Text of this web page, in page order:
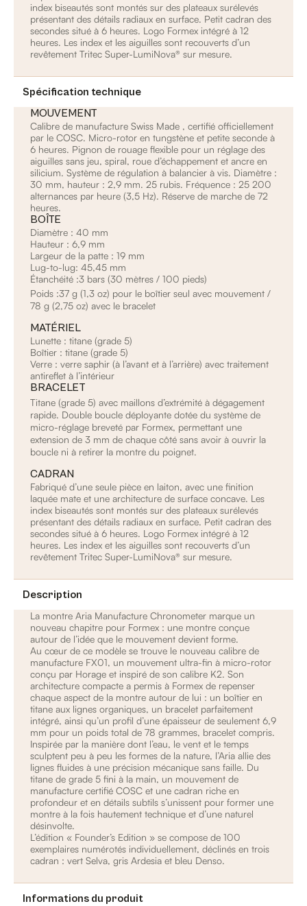
index biseautés sont montés sur des plateaux surélevés
présentant des détails radiaux en surface. Petit cadran des
secondes situé à 6 heures. Logo Formex intégré à 12
heures. Les index et les aiguilles sont recouverts d’un
revêtement Tritec Super-LumiNova® sur mesure.
Spécification technique
MOUVEMENT
Calibre de manufacture Swiss Made , certifié officiellement
par le COSC. Micro-rotor en tungstène et petite seconde à
6 heures. Pignon de rouage flexible pour un réglage des
aiguilles sans jeu, spiral, roue d’échappement et ancre en
silicium. Système de régulation à balancier à vis. Diamètre :
30 mm, hauteur : 2,9 mm. 25 rubis. Fréquence : 25 200
alternances par heure (3,5 Hz). Réserve de marche de 72
heures.
BOÎTE
Diamètre : 40 mm
Hauteur : 6,9 mm
Largeur de la patte : 19 mm
Lug-to-lug: 45,45 mm
Étanchéité :3 bars (30 mètres / 100 pieds)
Poids :37 g (1,3 oz) pour le boîtier seul avec mouvement /
78 g (2,75 oz) avec le bracelet
MATÉRIEL
Lunette : titane (grade 5)
Boîtier : titane (grade 5)
Verre : verre saphir (à l’avant et à l’arrière) avec traitement
antireflet à l’intérieur
BRACELET
Titane (grade 5) avec maillons d’extrémité à dégagement
rapide. Double boucle déployante dotée du système de
micro-réglage breveté par Formex, permettant une
extension de 3 mm de chaque côté sans avoir à ouvrir la
boucle ni à retirer la montre du poignet.
CADRAN
Fabriqué d’une seule pièce en laiton, avec une finition
laquée mate et une architecture de surface concave. Les
index biseautés sont montés sur des plateaux surélevés
présentant des détails radiaux en surface. Petit cadran des
secondes situé à 6 heures. Logo Formex intégré à 12
heures. Les index et les aiguilles sont recouverts d’un
revêtement Tritec Super-LumiNova® sur mesure.
Description
La montre Aria Manufacture Chronometer marque un
nouveau chapitre pour Formex : une montre conçue
autour de l’idée que le mouvement devient forme.
Au cœur de ce modèle se trouve le nouveau calibre de
manufacture FX01, un mouvement ultra-fin à micro-rotor
conçu par Horage et inspiré de son calibre K2. Son
architecture compacte a permis à Formex de repenser
chaque aspect de la montre autour de lui : un boîtier en
titane aux lignes organiques, un bracelet parfaitement
intégré, ainsi qu’un profil d’une épaisseur de seulement 6,9
mm pour un poids total de 78 grammes, bracelet compris.
Inspirée par la manière dont l’eau, le vent et le temps
sculptent peu à peu les formes de la nature, l’Aria allie des
lignes fluides à une précision mécanique sans faille. Du
titane de grade 5 fini à la main, un mouvement de
manufacture certifié COSC et une cadran riche en
profondeur et en détails subtils s’unissent pour former une
montre à la fois hautement technique et d’une naturel
désinvolte.
L’édition « Founder’s Edition » se compose de 100
exemplaires numérotés individuellement, déclinés en trois
cadran : vert Selva, gris Ardesia et bleu Denso.
Informations du produit